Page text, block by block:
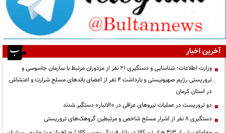
آخرین اخبار
وزارت اطلاعات: شناسایی و دستگیری ۲۱ نفر از مزدوران مرتبط با سازمان جاسوسی و
تروریستی رژیم صهیونیستی و بازداشت ۴ نفر از اعضای باندهای مسلح شرارت و اغتشاش
در استان کرمان
دو تروریست در عملیات نیروهای عراقی در «الانبار» دستگیر شدند
دستگیری ۸ نفر از اشرار مسلح شاخص و مرتبطین گروهک‌های تروریستی